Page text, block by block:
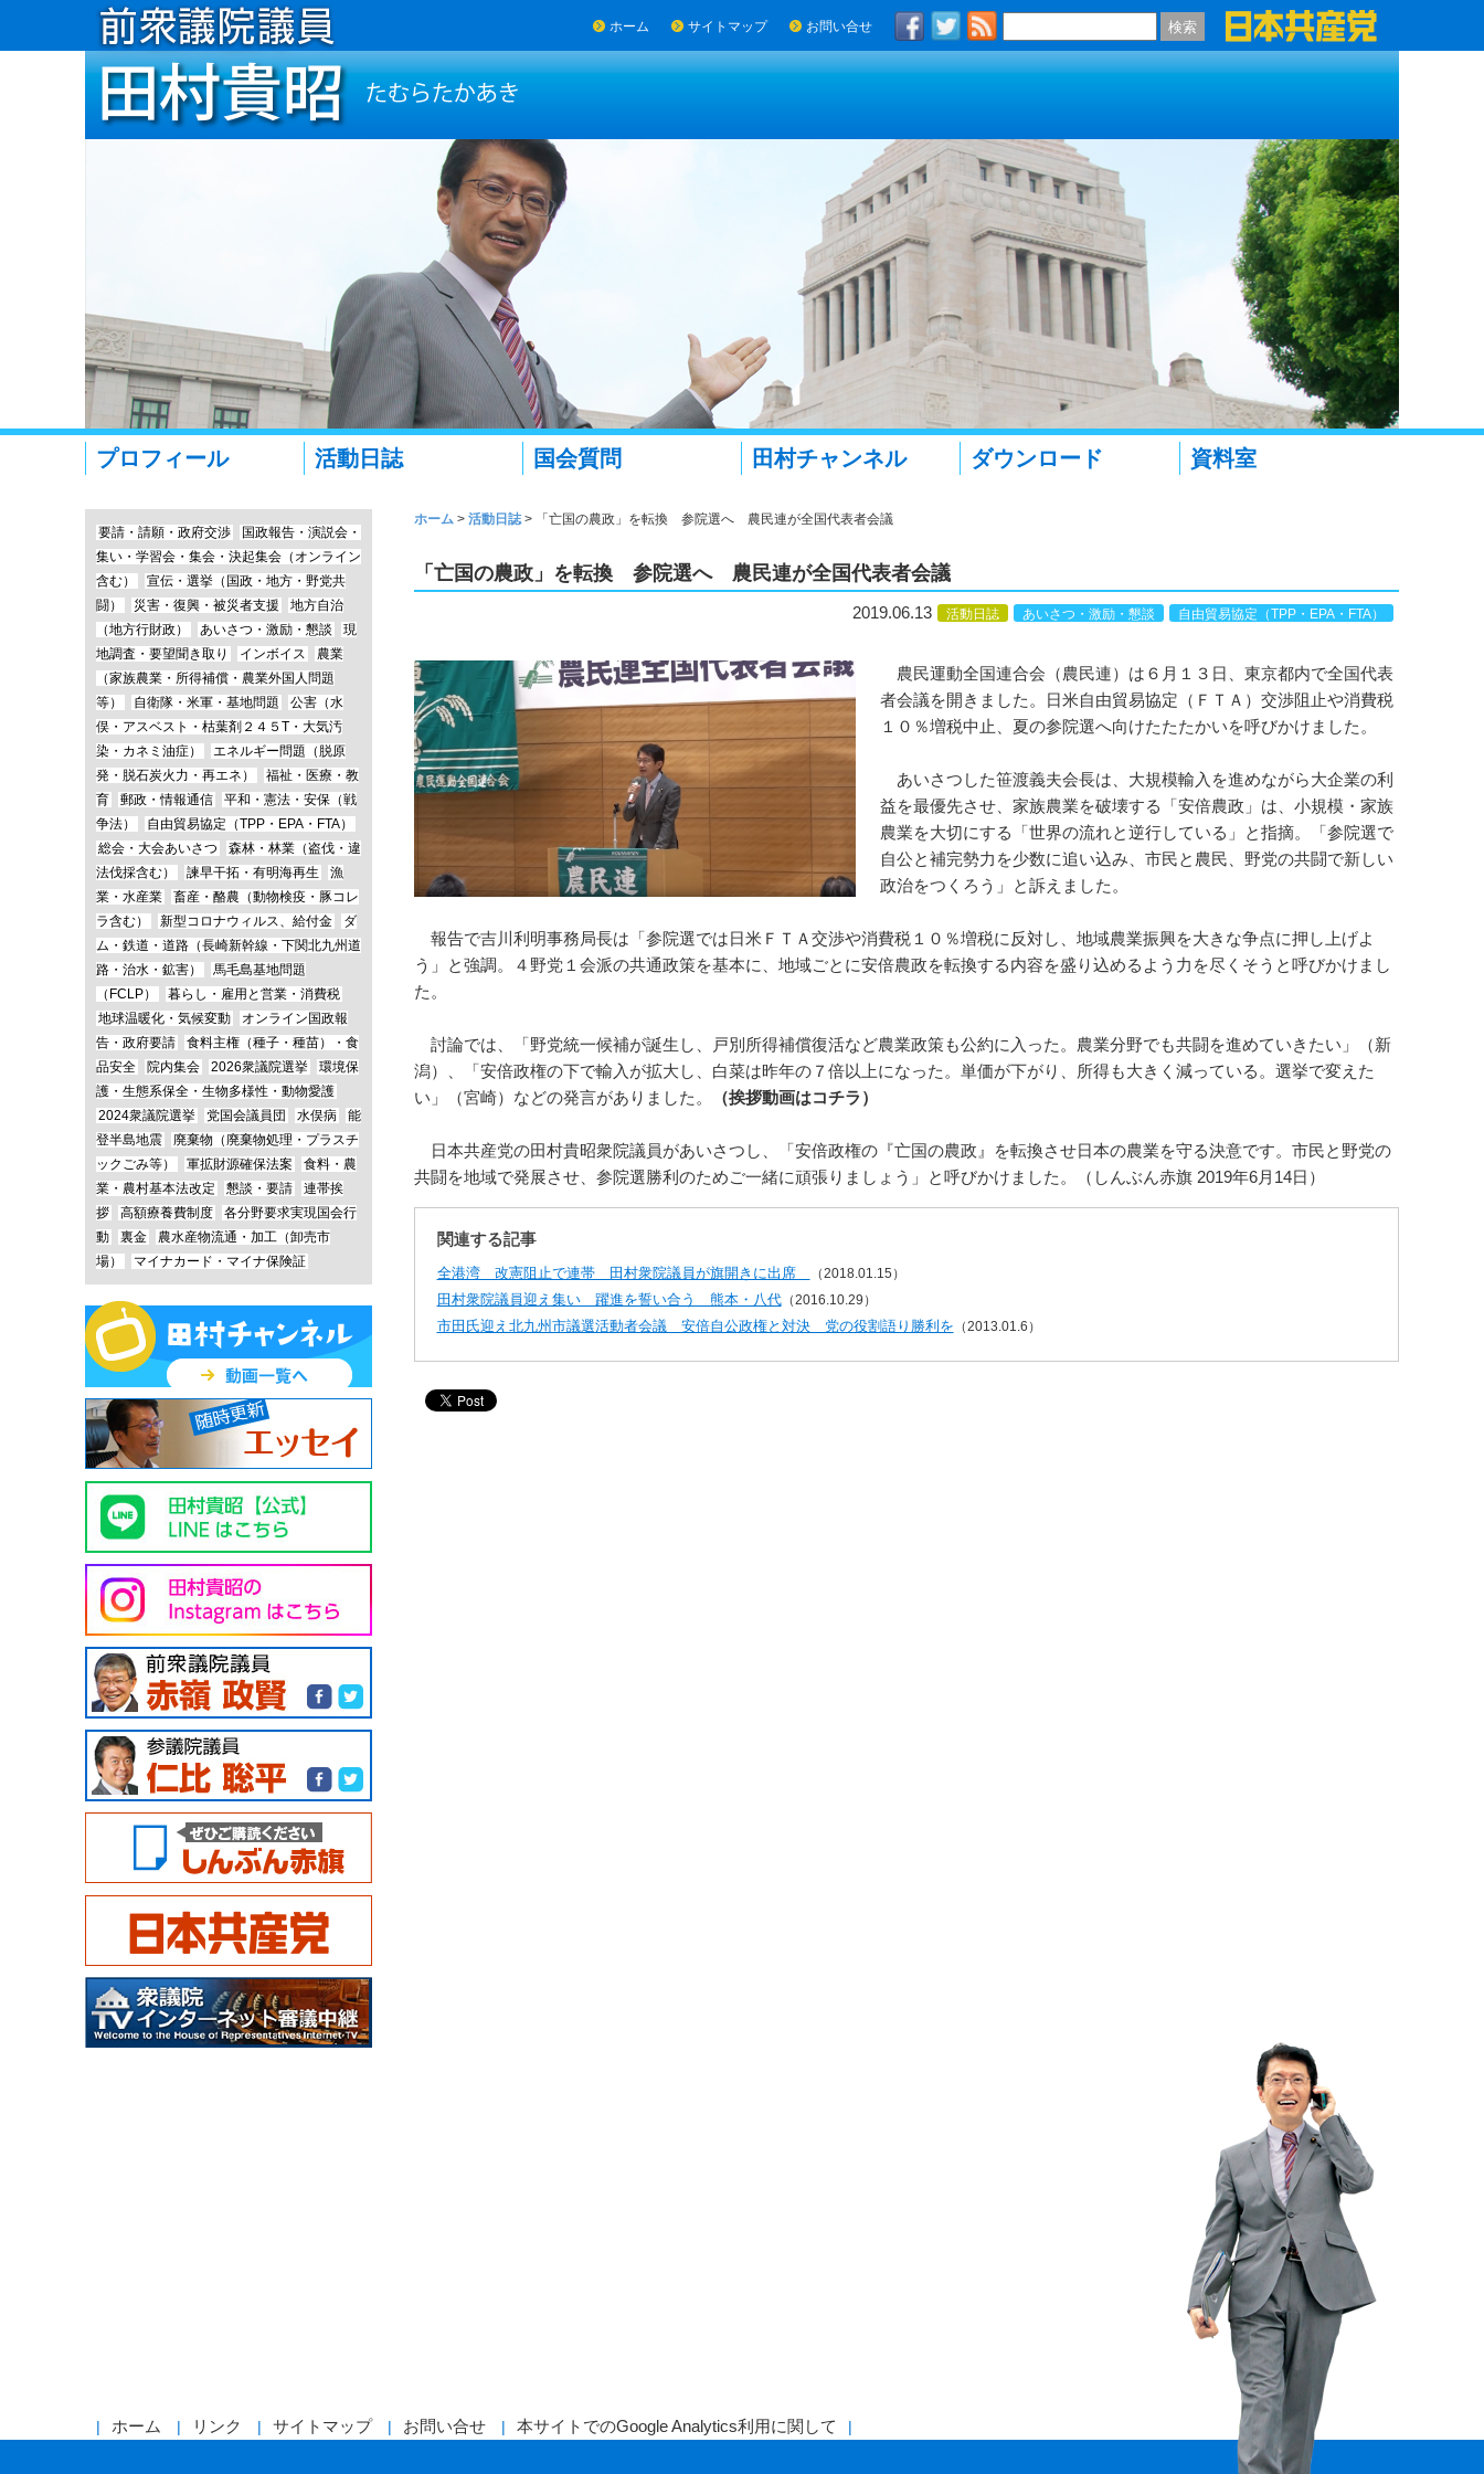
ホーム サイトマップ お問い合せ 検索
プロフィール 活動日誌 国会質問 田村チャンネル ダウンロード 資料室
ホーム> 活動日誌> 「亡国の農政」を転換 参院選へ 農民連が全国代表者会議
「亡国の農政」を転換 参院選へ 農民連が全国代表者会議
2019.06.13 活動日誌 あいさつ・激励・懇談 自由貿易協定（TPP・EPA・FTA）
農民運動全国連合会（農民連）は６月１３日、東京都内で全国代表
者会議を開きました。日米自由貿易協定（ＦＴＡ）交渉阻止や消費税
１０％増税中止、夏の参院選へ向けたたたかいを呼びかけました。
あいさつした笹渡義夫会長は、大規模輸入を進めながら大企業の利
益を最優先させ、家族農業を破壊する「安倍農政」は、小規模・家族
農業を大切にする「世界の流れと逆行している」と指摘。「参院選で
自公と補完勢力を少数に追い込み、市民と農民、野党の共闘で新しい
政治をつくろう」と訴えました。
報告で吉川利明事務局長は「参院選では日米ＦＴＡ交渉や消費税１０％増税に反対し、地域農業振興を大きな争点に押し上げよ
う」と強調。４野党１会派の共通政策を基本に、地域ごとに安倍農政を転換する内容を盛り込めるよう力を尽くそうと呼びかけまし
た。
討論では、「野党統一候補が誕生し、戸別所得補償復活など農業政策も公約に入った。農業分野でも共闘を進めていきたい」（新
潟）、「安倍政権の下で輸入が拡大し、白菜は昨年の７倍以上になった。単価が下がり、所得も大きく減っている。選挙で変えた
い」（宮崎）などの発言がありました。
（挨拶動画はコチラ）
日本共産党の田村貴昭衆院議員があいさつし、「安倍政権の『亡国の農政』を転換させ日本の農業を守る決意です。市民と野党の
共闘を地域で発展させ、参院選勝利のためご一緒に頑張りましょう」と呼びかけました。（しんぶん赤旗 2019年6月14日）
関連する記事
全港湾 改憲阻止で連帯 田村衆院議員が旗開きに出席 （2018.01.15）
田村衆院議員迎え集い 躍進を誓い合う 熊本・八代（2016.10.29）
市田氏迎え北九州市議選活動者会議 安倍自公政権と対決 党の役割語り勝利を （2013.01.6）
要請・請願・政府交渉
国政報告・演説会・
集い・学習会・集会・決起集会（オンライン
含む）
宣伝・選挙（国政・地方・野党共
闘）
災害・復興・被災者支援
地方自治
（地方行財政）
あいさつ・激励・懇談
現
地調査・要望聞き取り
インボイス
農業
（家族農業・所得補償・農業外国人問題
等）
自衛隊・米軍・基地問題
公害（水
俣・アスベスト・枯葉剤２４５T・大気汚
染・カネミ油症）
エネルギー問題（脱原
発・脱石炭火力・再エネ）
福祉・医療・教
育
郵政・情報通信
平和・憲法・安保（戦
争法）
自由貿易協定（TPP・EPA・FTA）
総会・大会あいさつ
森林・林業（盗伐・違
法伐採含む）
諫早干拓・有明海再生
漁
業・水産業
畜産・酪農（動物検疫・豚コレ
ラ含む）
新型コロナウィルス、給付金
ダ
ム・鉄道・道路（長崎新幹線・下関北九州道
路・治水・鉱害）
馬毛島基地問題
（FCLP）
暮らし・雇用と営業・消費税
地球温暖化・気候変動
オンライン国政報
告・政府要請
食料主権（種子・種苗）・食
品安全
院内集会 2026衆議院選挙
環境保
護・生態系保全・生物多様性・動物愛護
2024衆議院選挙
党国会議員団 水俣病
能
登半島地震
廃棄物（廃棄物処理・プラスチ
ックごみ等）
軍拡財源確保法案
食料・農
業・農村基本法改定
懇談・要請
連帯挨
拶
高額療養費制度
各分野要求実現国会行
動
裏金
農水産物流通・加工（卸売市
場）
マイナカード・マイナ保険証
ホーム リンク サイトマップ お問い合せ 本サイトでのGoogle Analytics利用に関して